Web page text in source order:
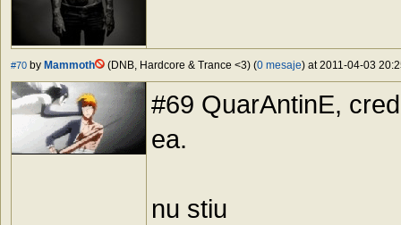
#70 by Mammoth (DNB, Hardcore & Trance <3) (0 mesaje) at 2011-04-03
#69 QuarAntinE,
ea.
nu stiu